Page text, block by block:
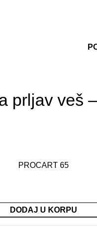
prljav veš
PROCART 65
DODAJ U KORPU